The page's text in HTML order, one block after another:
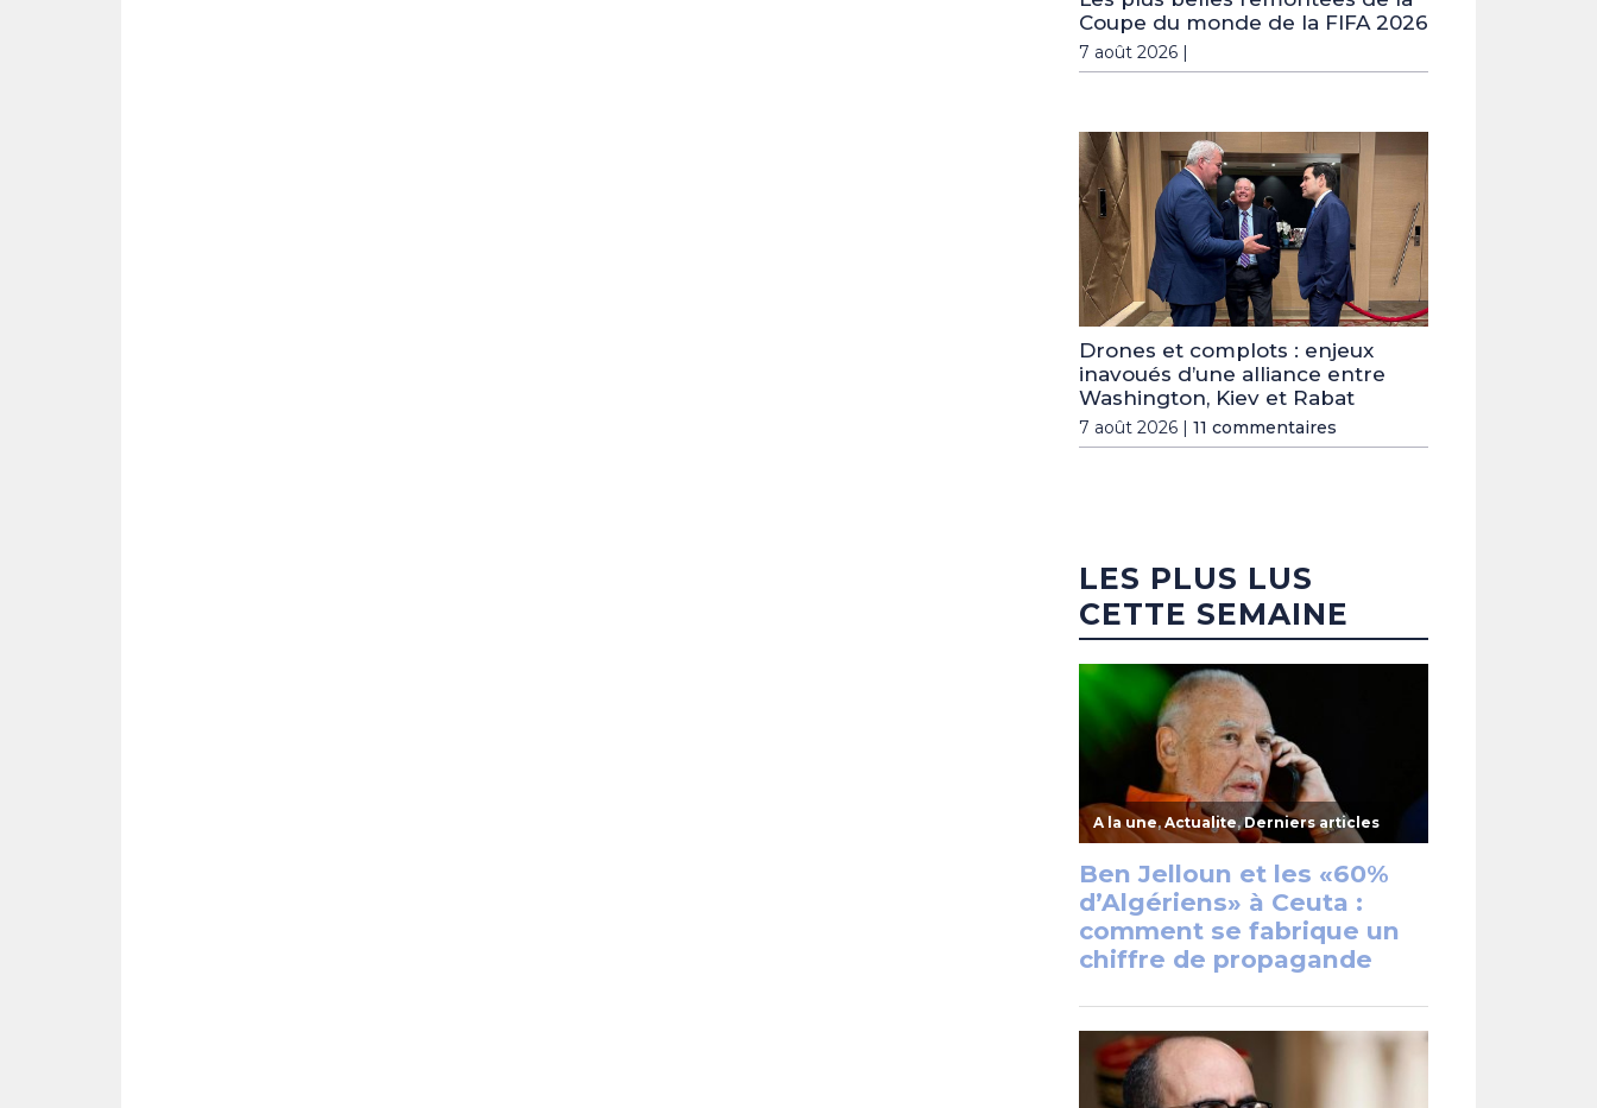
Coupe du monde de la FIFA 2026
7 août 2026 |
Drones et complots : enjeux
inavoués d’une alliance entre
Washington, Kiev et Rabat
7 août 2026 | 11 commentaires
LES PLUS LUS
CETTE SEMAINE